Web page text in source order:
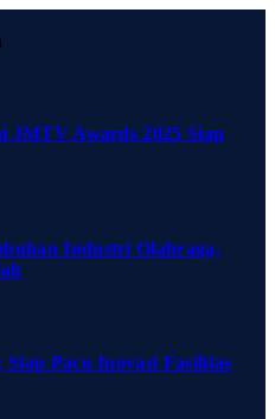
JMTV Awards 2025 Siap
Industri Olahraga,
Pacu Inovasi Fasilitas